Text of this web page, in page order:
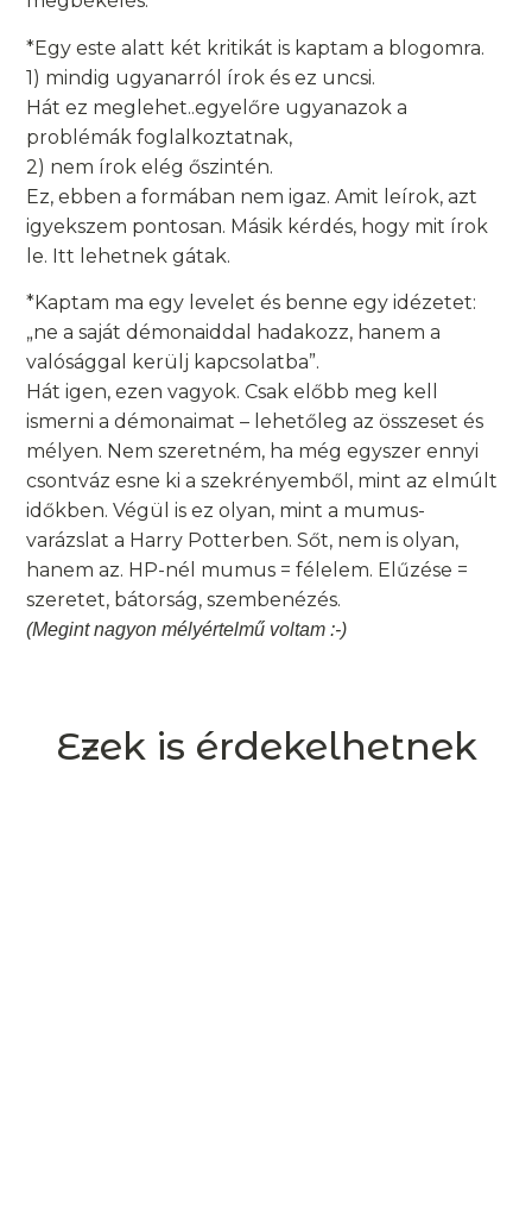
*Egy este alatt két kritikát is kaptam a blogomra.
1) mindig ugyanarról írok és ez uncsi.
Hát ez meglehet..egyelőre ugyanazok a
problémák foglalkoztatnak,
2) nem írok elég őszintén.
Ez, ebben a formában nem igaz. Amit leírok, azt
igyekszem pontosan. Másik kérdés, hogy mit írok
le. Itt lehetnek gátak.
*Kaptam ma egy levelet és benne egy idézetet:
„ne a saját démonaiddal hadakozz, hanem a
valósággal kerülj kapcsolatba”.
Hát igen, ezen vagyok. Csak előbb meg kell
ismerni a démonaimat – lehetőleg az összeset és
mélyen. Nem szeretném, ha még egyszer ennyi
csontváz esne ki a szekrényemből, mint az elmúlt
időkben. Végül is ez olyan, mint a mumus-
varázslat a Harry Potterben. Sőt, nem is olyan,
hanem az. HP-nél mumus = félelem. Elűzése =
szeretet, bátorság, szembenézés.
(Megint nagyon mélyértelmű voltam :-)
Ezek is érdekelhetnek